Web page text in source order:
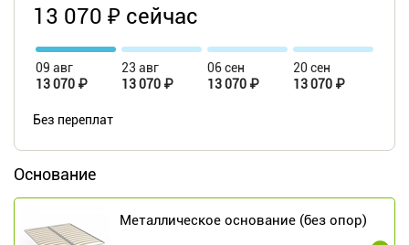
13 070 ₽ сейчас
09 авг
13 070 ₽
23 авг
13 070 ₽
06 сен
13 070 ₽
20 сен
13 070 ₽
Без переплат
Основание
Металлическое основание (без опор)